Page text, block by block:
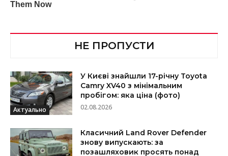
НЕ ПРОПУСТИ
Актуально
У Києві знайшли 17-річну Toyota
Camry XV40 з мінімальним
пробігом: яка ціна (фото)
02.08.2026
Класичний Land Rover Defender
знову випускають: за
позашляховик просять понад